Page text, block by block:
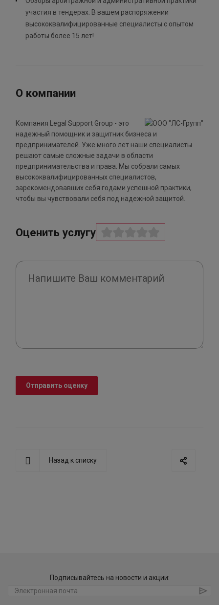
участия в тендерах. В вашем распоряжении
высококвалифицированные специалисты с опытом
работы более 15 лет!
О компании
Компания Legal Support Group - это
надежный помощник и защитник бизнеса и
предпринимателей. Уже много лет наши специалисты
решают самые сложные задачи в области
предпринимательства и права. Мы собрали самых
высококвалифицированных специалистов,
зарекомендовавших себя годами успешной практики,
чтобы вы чувствовали себя под надежной защитой.
Оценить услугу
Отправить оценку
Назад к списку
Подписывайтесь на новости и акции: